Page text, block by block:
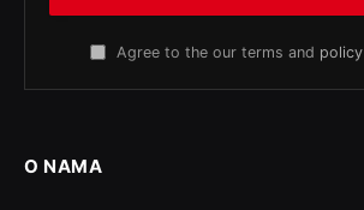
Agree to the our terms and policy
O NAMA